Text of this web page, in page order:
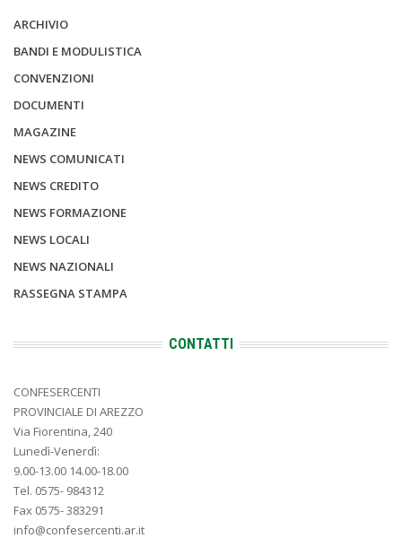
ARCHIVIO
BANDI E MODULISTICA
CONVENZIONI
DOCUMENTI
MAGAZINE
NEWS COMUNICATI
NEWS CREDITO
NEWS FORMAZIONE
NEWS LOCALI
NEWS NAZIONALI
RASSEGNA STAMPA
CONTATTI
CONFESERCENTI
PROVINCIALE DI AREZZO
Via Fiorentina, 240
Lunedì-Venerdì:
9.00-13.00 14.00-18.00
Tel. 0575- 984312
Fax 0575- 383291
info@confesercenti.ar.it